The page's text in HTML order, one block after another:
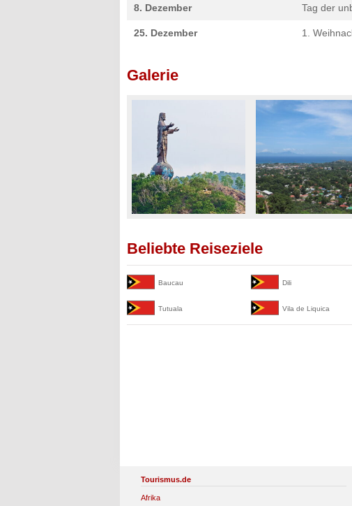
8. Dezember Tag der
25. Dezember 1.
Galerie
Beliebte Reiseziele
Baucau Dili
Tutuala Vila de Liquica
Tourismus.de
Afrika